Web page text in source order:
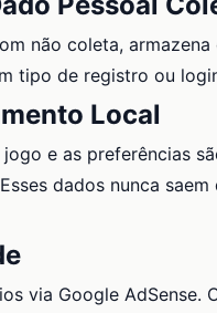
não coleta,
tipo de registro ou
Local
e as preferências
dados nunca
via Google